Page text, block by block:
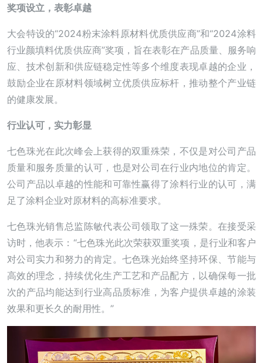
奖项设立，表彰卓越
大会特设的“2024粉末涂料原材料优质供应商”和“2024涂料
行业颜填料优质供应商”奖项，旨在表彰在产品质量、服务响
应、技术创新和供应链稳定性等多个维度表现卓越的企业，
鼓励企业在原材料领域树立优质供应标杆，推动整个产业链
的健康发展。
行业认可，实力彰显
七色珠光在此次峰会上获得的双重殊荣，不仅是对公司产品
质量和服务质量的认可，也是对公司在行业内地位的肯定。
公司产品以卓越的性能和可靠性赢得了涂料行业的认可，满
足了涂料企业对原材料的高标准要求。
七色珠光销售总监陈敏代表公司领取了这一殊荣。在接受采
访时，他表示：“七色珠光此次荣获双重奖项，是行业和客户
对公司实力和努力的肯定。七色珠光始终坚持环保、节能与
高效的理念，持续优化生产工艺和产品配方，以确保每一批
次的产品均能达到行业高品质标准，为客户提供卓越的涂装
效果和更长久的耐用性。”